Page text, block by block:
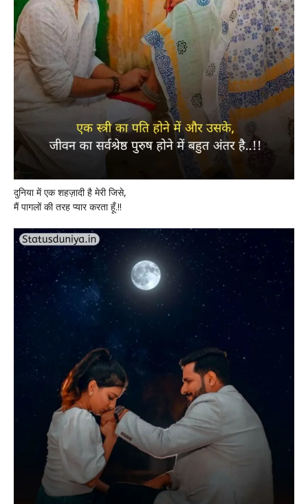
दुनिया में एक शहज़ादी है मेरी जिसे,
मैं पागलों की तरह प्यार करता हूँ.!!